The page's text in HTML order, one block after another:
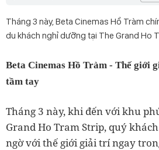
Tháng 3 này, Beta Cinemas Hồ Tràm
du khách nghỉ dưỡng tại The Grand Ho
Beta Cinemas Hồ Tràm - Thế giới
tầm tay
Tháng 3 này, khi đến với khu
Grand Ho Tram Strip, quý
ngờ với thế giới giải trí ngay